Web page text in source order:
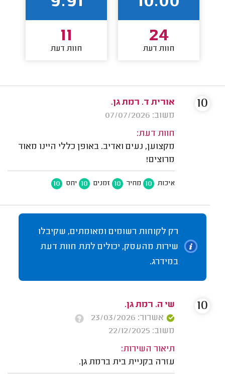
24
חוות דעת
11
חוות דעת
אורית ד. רמת גן.
משוב: 07/07/2026
חוות דעת:
מקצוען, נעים ואדיב. באופן כללי היינו מאוד
מרוצים!
איכות 10 מחיר 10 זמנים 10 יחס 10
10
רק לקוחות רשומים ומאומתים, שקיבלו
שירות מהעסק, יכולים לתת חוות דעת
במידרג.
שי ה. רמת גן.
אשרור: 23/03/2026
משוב: 22/12/2025
תיאור השירות:
עזרה בקניית בית ברמת גן.
10